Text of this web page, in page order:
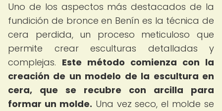
Uno de los aspectos más destacados de la
fundición de bronce en Benín es la técnica de
cera perdida, un proceso meticuloso que
permite crear esculturas detalladas y
complejas. Este método comienza con la
creación de un modelo de la escultura en
cera, que se recubre con arcilla para
formar un molde. Una vez seco, el molde se